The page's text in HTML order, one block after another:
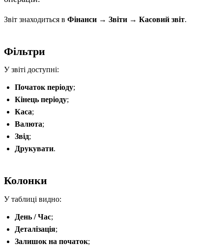
Звіт знаходиться в Фінанси → Звіти → Касовий звіт.
Фільтри
У звіті доступні:
Початок періоду;
Кінець періоду;
Каса;
Валюта;
Звід;
Друкувати.
Колонки
У таблиці видно:
День / Час;
Деталізація;
Залишок на початок;